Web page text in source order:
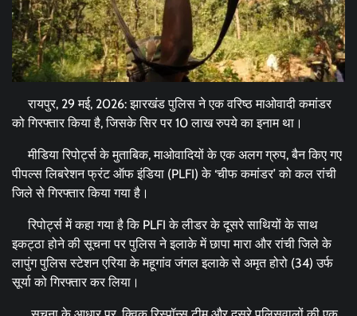
रायपुर, 29 मई, 2026: झारखंड पुलिस ने एक वरिष्ठ माओवादी कमांडर
को गिरफ्तार किया है, जिसके सिर पर 10 लाख रुपये का इनाम था।
मीडिया रिपोर्ट्स के मुताबिक, माओवादियों के एक अलग ग्रुप, बैन किए गए
पीपल्स लिबरेशन फ्रंट ऑफ इंडिया (PLFI) के ‘चीफ कमांडर’ को कल रांची
जिले से गिरफ्तार किया गया है।
रिपोर्ट्स में कहा गया है कि PLFI के लीडर के दूसरे साथियों के साथ
इकट्ठा होने की सूचना पर पुलिस ने इलाके में छापा मारा और रांची जिले के
लापुंग पुलिस स्टेशन एरिया के महूगांव जंगल इलाके से अमृत होरो (34) उर्फ ​​
सूर्या को गिरफ्तार कर लिया।